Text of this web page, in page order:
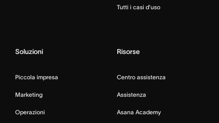
Tutti i casi d’uso
Soluzioni
Piccola impresa
Marketing
Operazioni
Risorse
Centro assistenza
Assistenza
Asana Academy